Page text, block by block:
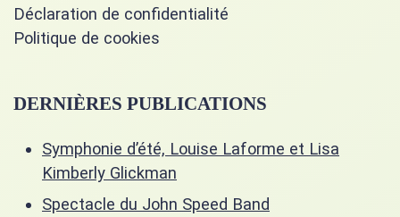
Déclaration de confidentialité
Politique de cookies
DERNIÈRES PUBLICATIONS
Symphonie d’été, Louise Laforme et Lisa
Kimberly Glickman
Spectacle du John Speed Band